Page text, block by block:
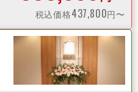
税込価格437,800円〜